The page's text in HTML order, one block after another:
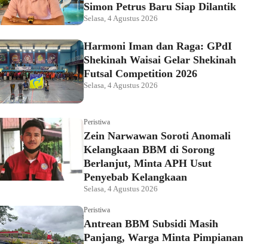
Simon Petrus Baru Siap Dilantik
Selasa, 4 Agustus 2026
Harmoni Iman dan Raga: GPdI
Shekinah Waisai Gelar Shekinah
Futsal Competition 2026
Selasa, 4 Agustus 2026
Peristiwa
Zein Narwawan Soroti Anomali
Kelangkaan BBM di Sorong
Berlanjut, Minta APH Usut
Penyebab Kelangkaan
Selasa, 4 Agustus 2026
Peristiwa
Antrean BBM Subsidi Masih
Panjang, Warga Minta Pimpianan